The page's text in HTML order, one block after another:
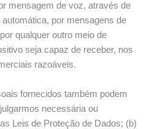
mensagem de voz, através de
por mensagens de
qualquer outro meio de
seja capaz de receber, nos
razoáveis.
fornecidos também podem
necessária ou
Leis de Proteção de Dados; (b)